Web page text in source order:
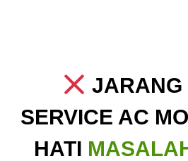
JARANG
SERVICE AC
HATI